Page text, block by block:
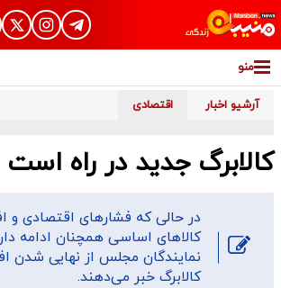
منو
آرشیو اخبار اقتصادی
کالابرگ جدید در راه است
در حالی که فشارهای اقتصادی
کالاهای اساسی همچنان ادامه
نمایندگان مجلس از نهایی شدن
کالابرگ خبر می‌دهند.